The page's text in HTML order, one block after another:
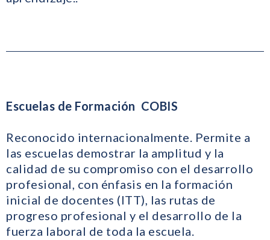
Escuelas de Formación COBIS
Reconocido internacionalmente. Permite a
las escuelas demostrar la amplitud y la
calidad de su compromiso con el desarrollo
profesional, con énfasis en la formación
inicial de docentes (ITT), las rutas de
progreso profesional y el desarrollo de la
fuerza laboral de toda la escuela.